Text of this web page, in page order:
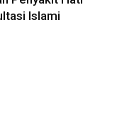
Islami